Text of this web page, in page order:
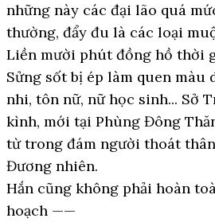
những này các đại lão quá
thường, đẩy đu là các loại
Liền mười phút đồng hồ thời
Sửng sốt bị ép làm quen màu
nhi, tôn nữ, nữ học sinh... Sở
kình, mới tại Phùng Đông
từ trong đám người thoát
Đương nhiên.
Hắn cũng không phải hoàn
hoạch ——